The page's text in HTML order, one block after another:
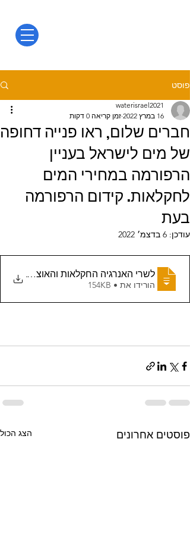
פוסט
חברים שלום, ראו פנייה דחופה
של מים לישראל בעניין
הרפורמה במחירי המים
לחקלאות. קידום הרפורמה
בעת
waterisrael2021
16 במרץ 2022
זמן קריאה 0 דקות
עודכן: 6 בדצמ׳ 2022
לשרי האנרגיה החקלאות והאוצר -
.
הורידו את • 154KB
פוסטים אחרונים הצג הכול